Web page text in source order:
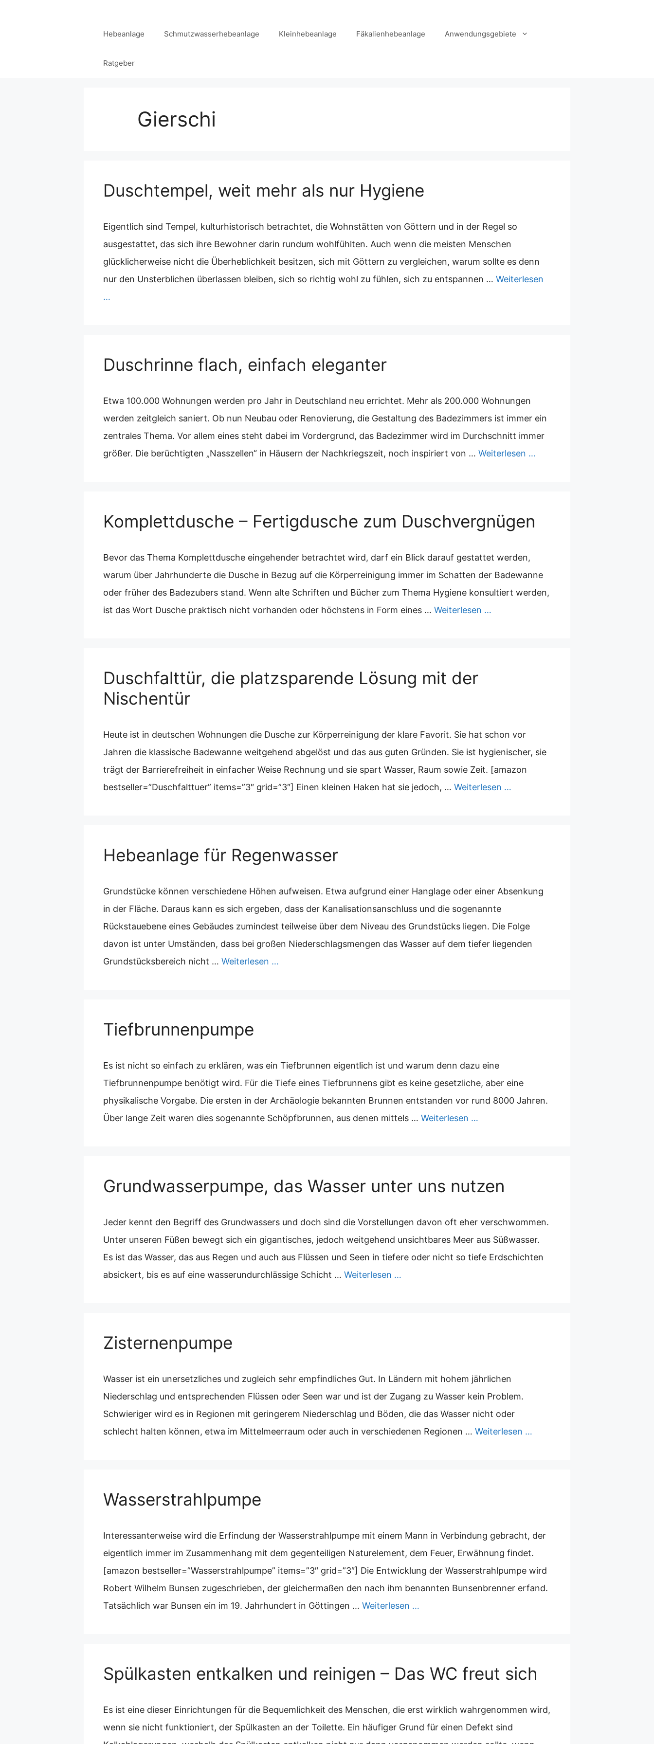
Hebeanlage Schmutzwasserhebeanlage Kleinhebeanlage Fäkalienhebeanlage Anwendungsgebiete
Ratgeber
Gierschi
Duschtempel, weit mehr als nur Hygiene
Eigentlich sind Tempel, kulturhistorisch betrachtet, die Wohnstätten von Göttern und in der Regel so
ausgestattet, das sich ihre Bewohner darin rundum wohlfühlten. Auch wenn die meisten Menschen
glücklicherweise nicht die Überheblichkeit besitzen, sich mit Göttern zu vergleichen, warum sollte es denn
nur den Unsterblichen überlassen bleiben, sich so richtig wohl zu fühlen, sich zu entspannen … Weiterlesen
…
Duschrinne flach, einfach eleganter
Etwa 100.000 Wohnungen werden pro Jahr in Deutschland neu errichtet. Mehr als 200.000 Wohnungen
werden zeitgleich saniert. Ob nun Neubau oder Renovierung, die Gestaltung des Badezimmers ist immer ein
zentrales Thema. Vor allem eines steht dabei im Vordergrund, das Badezimmer wird im Durchschnitt immer
größer. Die berüchtigten „Nasszellen“ in Häusern der Nachkriegszeit, noch inspiriert von … Weiterlesen …
Komplettdusche – Fertigdusche zum Duschvergnügen
Bevor das Thema Komplettdusche eingehender betrachtet wird, darf ein Blick darauf gestattet werden,
warum über Jahrhunderte die Dusche in Bezug auf die Körperreinigung immer im Schatten der Badewanne
oder früher des Badezubers stand. Wenn alte Schriften und Bücher zum Thema Hygiene konsultiert werden,
ist das Wort Dusche praktisch nicht vorhanden oder höchstens in Form eines … Weiterlesen …
Duschfalttür, die platzsparende Lösung mit der
Nischentür
Heute ist in deutschen Wohnungen die Dusche zur Körperreinigung der klare Favorit. Sie hat schon vor
Jahren die klassische Badewanne weitgehend abgelöst und das aus guten Gründen. Sie ist hygienischer, sie
trägt der Barrierefreiheit in einfacher Weise Rechnung und sie spart Wasser, Raum sowie Zeit. [amazon
bestseller=”Duschfalttuer” items=”3″ grid=”3″] Einen kleinen Haken hat sie jedoch, … Weiterlesen …
Hebeanlage für Regenwasser
Grundstücke können verschiedene Höhen aufweisen. Etwa aufgrund einer Hanglage oder einer Absenkung
in der Fläche. Daraus kann es sich ergeben, dass der Kanalisationsanschluss und die sogenannte
Rückstauebene eines Gebäudes zumindest teilweise über dem Niveau des Grundstücks liegen. Die Folge
davon ist unter Umständen, dass bei großen Niederschlagsmengen das Wasser auf dem tiefer liegenden
Grundstücksbereich nicht … Weiterlesen …
Tiefbrunnenpumpe
Es ist nicht so einfach zu erklären, was ein Tiefbrunnen eigentlich ist und warum denn dazu eine
Tiefbrunnenpumpe benötigt wird. Für die Tiefe eines Tiefbrunnens gibt es keine gesetzliche, aber eine
physikalische Vorgabe. Die ersten in der Archäologie bekannten Brunnen entstanden vor rund 8000 Jahren.
Über lange Zeit waren dies sogenannte Schöpfbrunnen, aus denen mittels … Weiterlesen …
Grundwasserpumpe, das Wasser unter uns nutzen
Jeder kennt den Begriff des Grundwassers und doch sind die Vorstellungen davon oft eher verschwommen.
Unter unseren Füßen bewegt sich ein gigantisches, jedoch weitgehend unsichtbares Meer aus Süßwasser.
Es ist das Wasser, das aus Regen und auch aus Flüssen und Seen in tiefere oder nicht so tiefe Erdschichten
absickert, bis es auf eine wasserundurchlässige Schicht … Weiterlesen …
Zisternenpumpe
Wasser ist ein unersetzliches und zugleich sehr empfindliches Gut. In Ländern mit hohem jährlichen
Niederschlag und entsprechenden Flüssen oder Seen war und ist der Zugang zu Wasser kein Problem.
Schwieriger wird es in Regionen mit geringerem Niederschlag und Böden, die das Wasser nicht oder
schlecht halten können, etwa im Mittelmeerraum oder auch in verschiedenen Regionen … Weiterlesen …
Wasserstrahlpumpe
Interessanterweise wird die Erfindung der Wasserstrahlpumpe mit einem Mann in Verbindung gebracht, der
eigentlich immer im Zusammenhang mit dem gegenteiligen Naturelement, dem Feuer, Erwähnung findet.
[amazon bestseller=”Wasserstrahlpumpe” items=”3″ grid=”3″] Die Entwicklung der Wasserstrahlpumpe wird
Robert Wilhelm Bunsen zugeschrieben, der gleichermaßen den nach ihm benannten Bunsenbrenner erfand.
Tatsächlich war Bunsen ein im 19. Jahrhundert in Göttingen … Weiterlesen …
Spülkasten entkalken und reinigen – Das WC freut sich
Es ist eine dieser Einrichtungen für die Bequemlichkeit des Menschen, die erst wirklich wahrgenommen wird,
wenn sie nicht funktioniert, der Spülkasten an der Toilette. Ein häufiger Grund für einen Defekt sind